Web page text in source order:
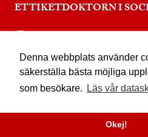
Denna webbplats använder
säkerställa bästa möjliga
som besökare.
Läs vår
Okej!
ETTIKETDOKTORN I
facebook.com/
youtube.com/